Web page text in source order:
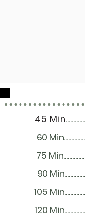
45 Min
60
75
90
105
120